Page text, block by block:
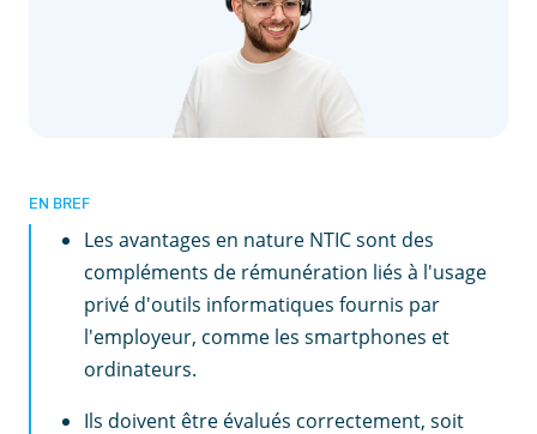
EN BREF
Les avantages en nature NTIC sont des
compléments de rémunération liés à l'usage
privé d'outils informatiques fournis par
l'employeur, comme les smartphones et
ordinateurs.
Ils doivent être évalués correctement, soit